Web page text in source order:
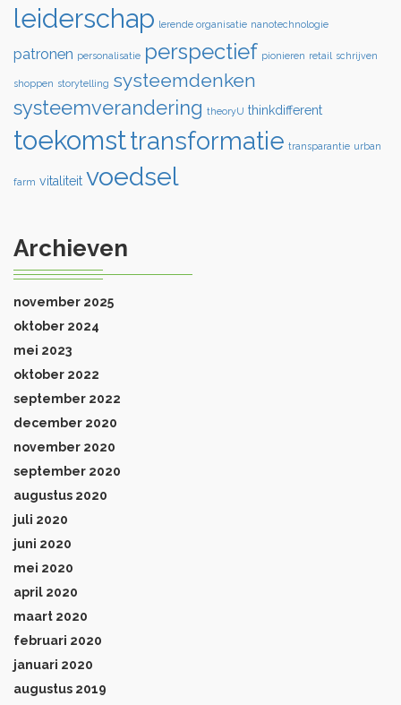
leiderschap lerende organisatie nanotechnologie
patronen personalisatie perspectief pionieren retail schrijven
shoppen storytelling systeemdenken
systeemverandering theoryU thinkdifferent
toekomsttransformatie transparantie urban
farm vitaliteit voedsel
Archieven
november 2025
oktober 2024
mei 2023
oktober 2022
september 2022
december 2020
november 2020
september 2020
augustus 2020
juli 2020
juni 2020
mei 2020
april 2020
maart 2020
februari 2020
januari 2020
augustus 2019